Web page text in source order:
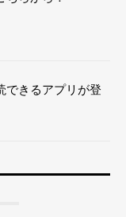
できるアプリが登